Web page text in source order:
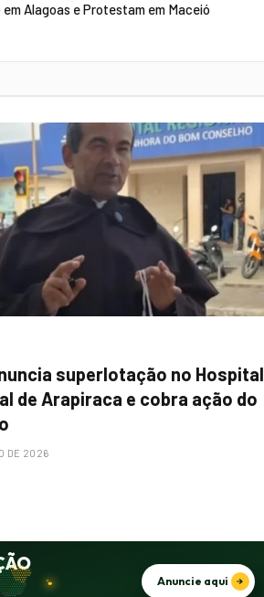
em Alagoas e Protestam em Maceió
superlotação no Hospital
de Arapiraca e cobra ação do
DE 2026